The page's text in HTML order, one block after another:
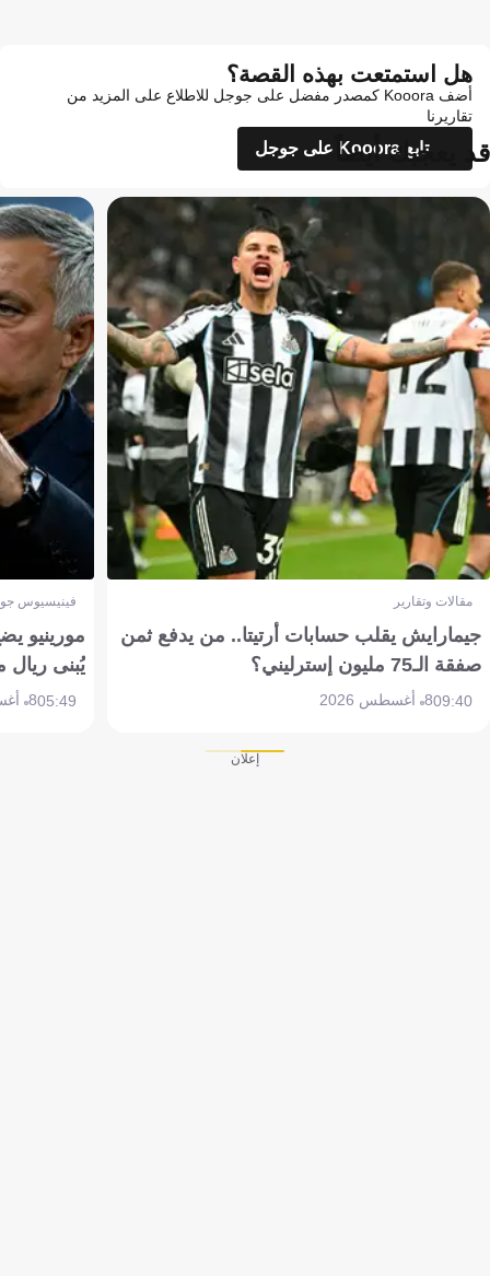
هل استمتعت بهذه القصة؟
أضف Kooora كمصدر مفضل على جوجل للاطلاع على المزيد من
تقاريرنا
تابع Kooora على جوجل
قد يعجبك أيضاً
مقالات وتقارير
جيمارايش يقلب حسابات أرتيتا.. من يدفع ثمن
صفقة الـ75 مليون إسترليني؟
09:408 أغسطس 2026
فينيسيوس
مورينيو
يُبنى ريال
05:498 أغسطس 2026
إعلان